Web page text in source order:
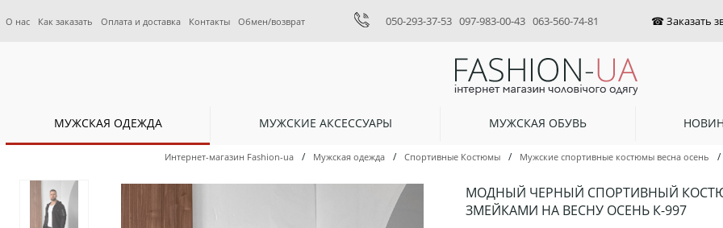
О нас Как заказать Оплата и доставка Контакты Обмен/возврат 050-293-37-53 097-983-00-43 063-560-74-81
МУЖСКАЯ ОДЕЖДА МУЖСКИЕ АКСЕССУАРЫ МУЖСКАЯ ОБУВЬ
Интернет-магазин Fashion-ua / Мужская одежда / Спортивные Костюмы / Мужские спортивные костюмы весна осень /
МОДНЫЙ ЧЕРНЫЙ СПОРТИВНЫЙ
ЗМЕЙКАМИ НА ВЕСНУ ОСЕНЬ К-997